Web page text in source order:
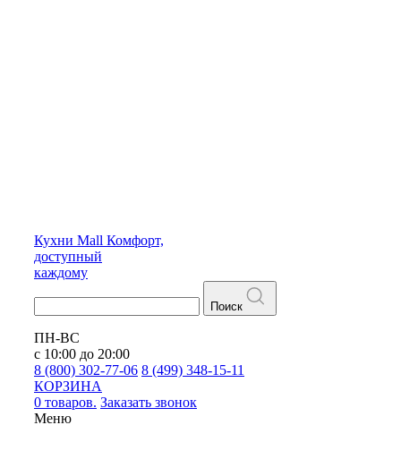
Кухни Mall Комфорт,
доступный
каждому
Поиск
ПН-ВС
с 10:00 до 20:00
8 (800) 302-77-06 8 (499) 348-15-11
КОРЗИНА
0 товаров. Заказать звонок
Меню